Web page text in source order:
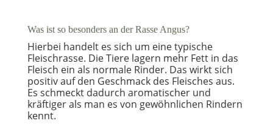
Was ist so besonders an der Rasse Angus?
Hierbei handelt es sich um eine typische
Fleischrasse. Die Tiere lagern mehr Fett in das
Fleisch ein als normale Rinder. Das wirkt sich
positiv auf den Geschmack des Fleisches aus.
Es schmeckt dadurch aromatischer und
kräftiger als man es von gewöhnlichen Rindern
kennt.